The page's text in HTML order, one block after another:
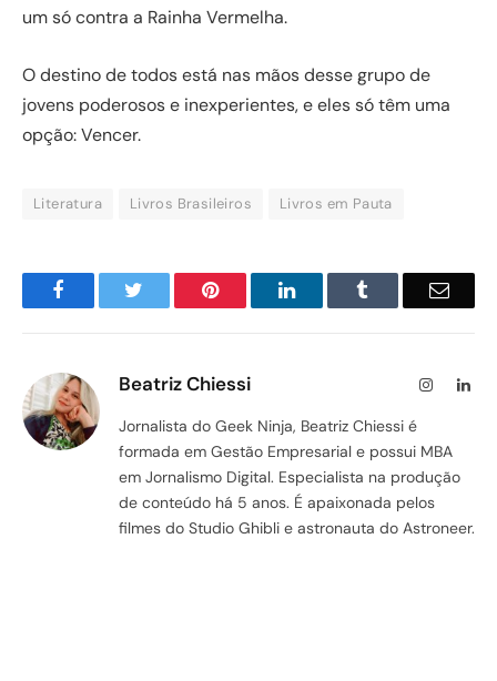
um só contra a Rainha Vermelha.
O destino de todos está nas mãos desse grupo de
jovens poderosos e inexperientes, e eles só têm uma
opção: Vencer.
Literatura Livros Brasileiros Livros em Pauta
Facebook Pinterest LinkedIn Email
Beatriz Chiessi Instagram
Jornalista do Geek Ninja, Beatriz Chiessi é
formada em Gestão Empresarial e possui MBA
em Jornalismo Digital. Especialista na produção
de conteúdo há 5 anos. É apaixonada pelos
filmes do Studio Ghibli e astronauta do Astroneer.